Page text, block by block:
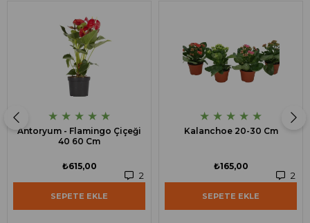
★ ★ ★ ★ ★
Antoryum - Flamingo Çiçeği
40 60 Cm
2
₺615,00
SEPETE EKLE
★ ★ ★ ★ ★
Kalanchoe 20-30 Cm
2
₺165,00
SEPETE EKLE